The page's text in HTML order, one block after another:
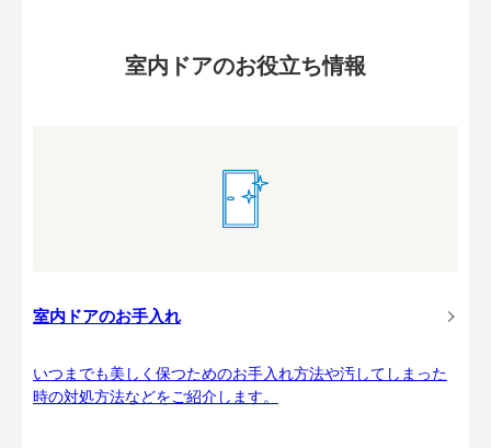
室内ドアのお役立ち情報
室内ドアのお手入れ
いつまでも美しく保つためのお手入れ方法や汚してしまった
時の対処方法などをご紹介します。